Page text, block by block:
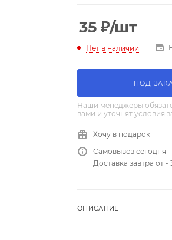
35 ₽/шт
Нет в наличии
ПОД
Наши менеджеры
вами и уточнят условия
Хочу в подарок
Самовывоз сегодня
Доставка завтра от -
ОПИСАНИЕ